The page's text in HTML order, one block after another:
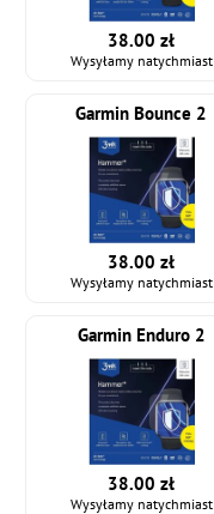
38.00 zł
Wysyłamy natychmiast
Garmin Bounce 2
38.00 zł
Wysyłamy natychmiast
Garmin Enduro 2
38.00 zł
Wysyłamy natychmiast